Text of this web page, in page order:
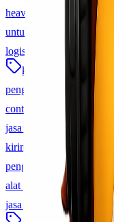
heavy cargo
charter
untuk bisnis
logistik b2b indonesia
kirim barang lewat
pengiriman barang
container load
jasa pengiriman domestik
kirim barang ke luar
pengiriman cargo udara
alat berat
pengiriman
jasa ekspedisi jakarta